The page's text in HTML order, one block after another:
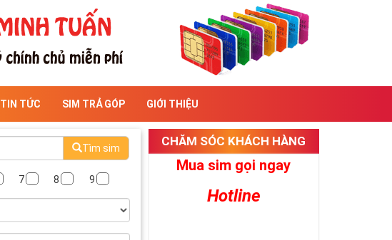
TIN TỨC SIM TRẢ GÓP GIỚI THIỆU
Tìm sim
7 8 9
CHĂM SÓC KHÁCH HÀNG
Mua sim gọi ngay
Hotline